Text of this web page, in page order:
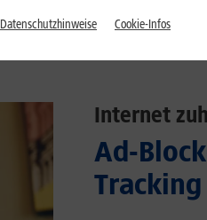
Internet
Ad-
Datenschutzhinweise Cookie-Infos